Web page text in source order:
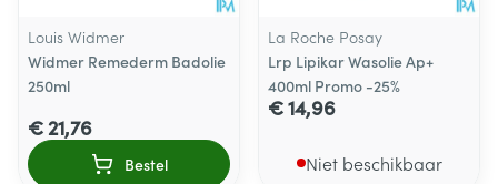
Louis Widmer
Widmer Remederm Badolie
250ml
€ 21,76
Bestel
La Roche Posay
Lrp Lipikar Wasolie Ap+
400ml Promo -25%
€ 14,96
Niet beschikbaar